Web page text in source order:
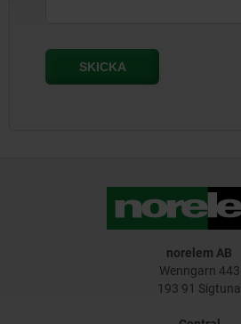
norelem AB
Wenngarn 443
193 91 Sigtuna